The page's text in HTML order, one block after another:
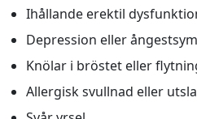
Ihållande erektil
Depression eller
Knölar i bröstet eller
Allergisk svullnad eller